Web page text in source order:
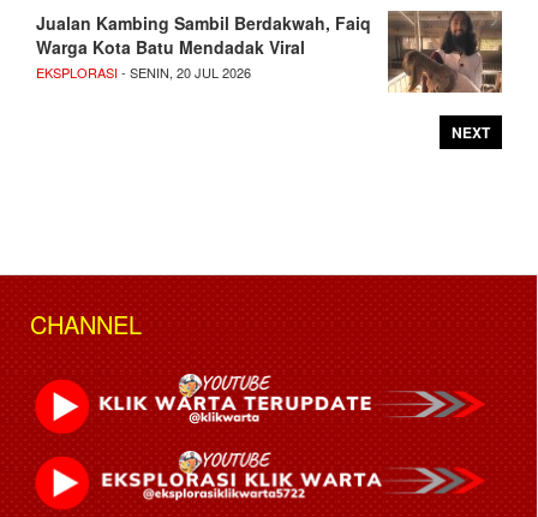
Jualan Kambing Sambil Berdakwah, Faiq
Warga Kota Batu Mendadak Viral
EKSPLORASI- SENIN, 20 JUL 2026
NEXT
CHANNEL